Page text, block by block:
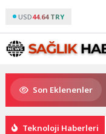
USD44.64 TRY
Son Eklenenler
Şampiyonu TEAM GOAT
Teknoloji Haberleri